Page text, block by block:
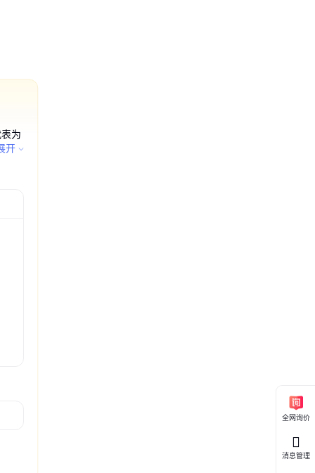
为
通
开
全网询价
消息管理